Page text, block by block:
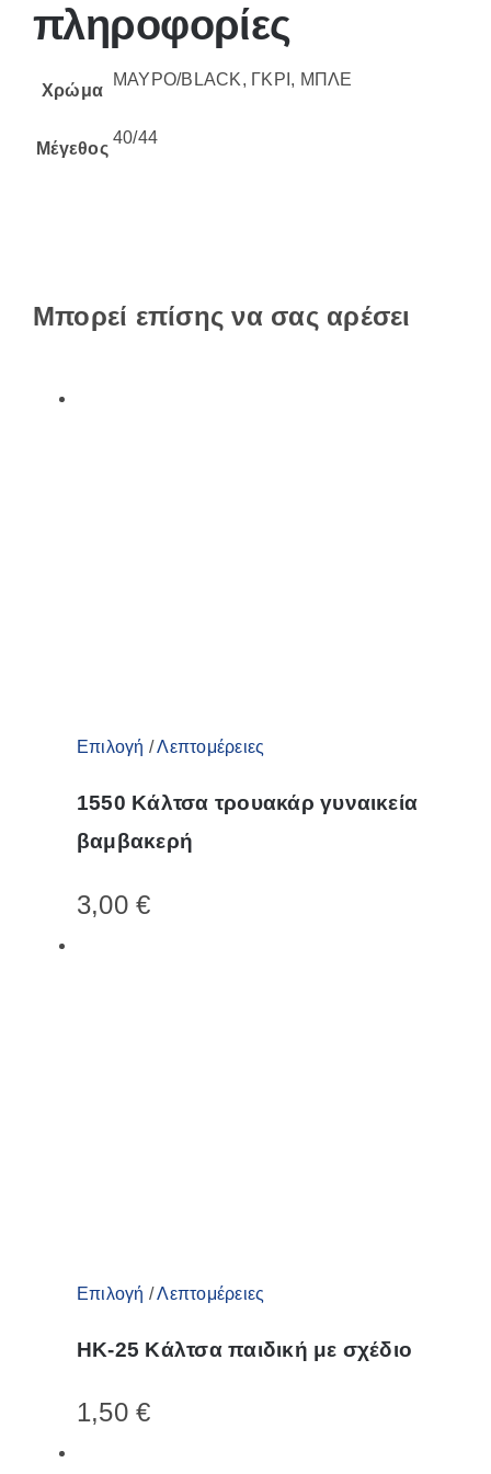
πληροφορίες
Χρώμα
ΜΑΥΡΟ/BLACK, ΓΚΡΙ, ΜΠΛΕ
Μέγεθος
40/44
Μπορεί επίσης να σας αρέσει
Επιλογή Αυτό
προϊόν
έχει
παραλλαγές.
/Λεπτομέρειες
1550 Κάλτσα τρουακάρ γυναικεία
βαμβακερή
3,00€
Επιλογή Αυτό
προϊόν
πολλαπλές
/Λεπτομέρειες
ΗΚ-25 Κάλτσα παιδική με σχέδιο
1,50€